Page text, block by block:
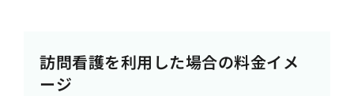
訪問看護を利用した場合の料金イメ
ージ